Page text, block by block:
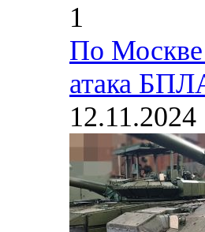
1
По Москве
атака
12.11.2024